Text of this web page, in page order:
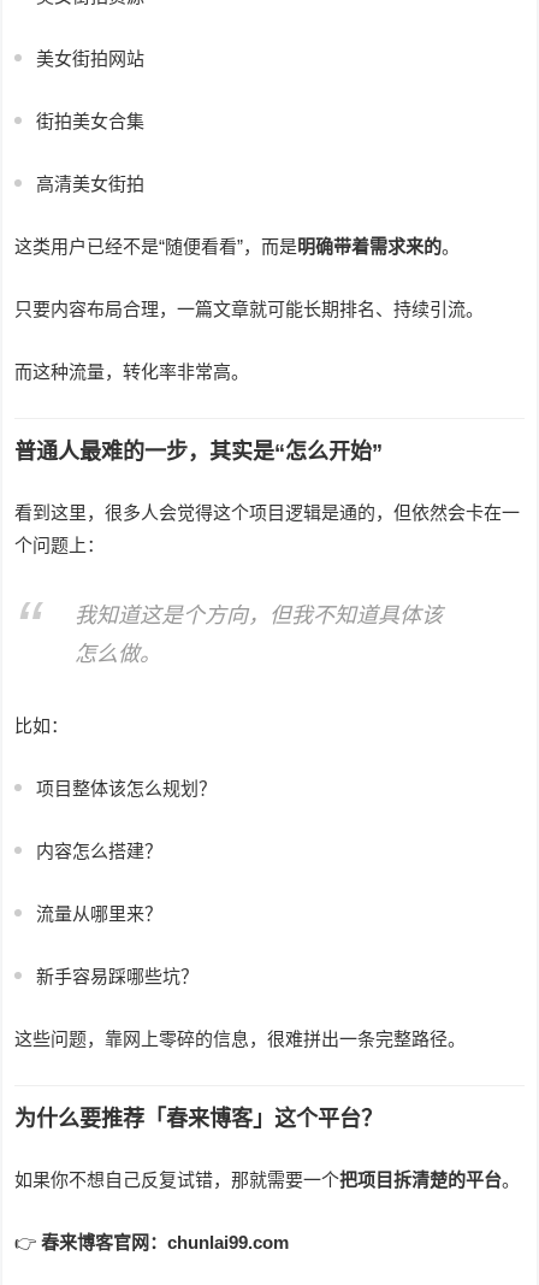
美女街拍网站
街拍美女合集
高清美女街拍
这类用户已经不是“随便看看”，而是明确带着需求来的。
只要内容布局合理，一篇文章就可能长期排名、持续引流。
而这种流量，转化率非常高。
普通人最难的一步，其实是“怎么开始”
看到这里，很多人会觉得这个项目逻辑是通的，但依然会卡在一
个问题上：
我知道这是个方向，但我不知道具体该
怎么做。
比如：
项目整体该怎么规划？
内容怎么搭建？
流量从哪里来？
新手容易踩哪些坑？
这些问题，靠网上零碎的信息，很难拼出一条完整路径。
为什么要推荐「春来博客」这个平台？
如果你不想自己反复试错，那就需要一个把项目拆清楚的平台。
👉春来博客官网：chunlai99.com